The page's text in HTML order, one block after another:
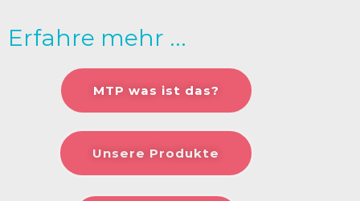
Erfahre mehr ...
MTP was ist das?
Unsere Produkte